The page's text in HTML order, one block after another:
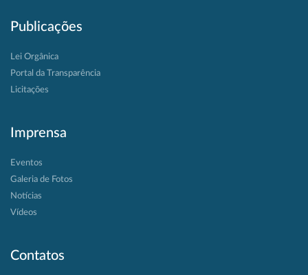
Publicações
Lei Orgânica
Portal da Transparência
Licitações
Imprensa
Eventos
Galeria de Fotos
Notícias
Vídeos
Contatos